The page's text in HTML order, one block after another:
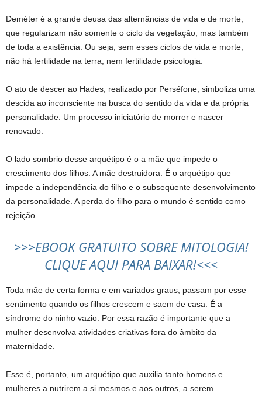
Deméter é a grande deusa das alternâncias de vida e de morte,
que regularizam não somente o ciclo da vegetação, mas também
de toda a existência. Ou seja, sem esses ciclos de vida e morte,
não há fertilidade na terra, nem fertilidade psicologia.
O ato de descer ao Hades, realizado por Perséfone, simboliza uma
descida ao inconsciente na busca do sentido da vida e da própria
personalidade. Um processo iniciatório de morrer e nascer
renovado.
O lado sombrio desse arquétipo é o a mãe que impede o
crescimento dos filhos. A mãe destruidora. É o arquétipo que
impede a independência do filho e o subseqüente desenvolvimento
da personalidade. A perda do filho para o mundo é sentido como
rejeição.
>>>EBOOK GRATUITO SOBRE MITOLOGIA!
CLIQUE AQUI PARA BAIXAR!<<<
Toda mãe de certa forma e em variados graus, passam por esse
sentimento quando os filhos crescem e saem de casa. É a
síndrome do ninho vazio. Por essa razão é importante que a
mulher desenvolva atividades criativas fora do âmbito da
maternidade.
Esse é, portanto, um arquétipo que auxilia tanto homens e
mulheres a nutrirem a si mesmos e aos outros, a serem